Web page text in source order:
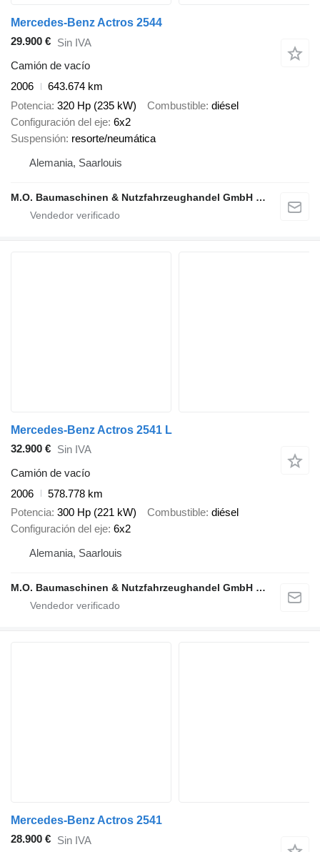
Mercedes-Benz Actros 2544
29.900 € Sin IVA
Camión de vacío
2006
643.674 km
Potencia 320 Hp (235 kW) Combustible diésel
Configuración del eje 6x2
Suspensión resorte/neumática
Alemania, Saarlouis
M.O. Baumaschinen & Nutzfahrzeughandel GmbH & CO.
Mercedes-Benz Actros 2541 L
32.900 € Sin IVA
Camión de vacío
2006
578.778 km
Potencia 300 Hp (221 kW) Combustible diésel
Configuración del eje 6x2
Alemania, Saarlouis
M.O. Baumaschinen & Nutzfahrzeughandel GmbH & CO.
Mercedes-Benz Actros 2541
28.900 € Sin IVA